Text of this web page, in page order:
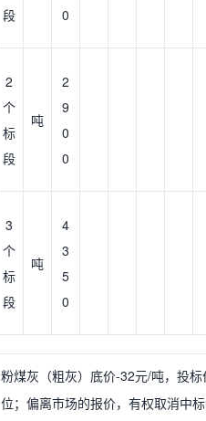
段
0
2
个
标
段
吨
2
9
0
0
3
个
标
段
吨
4
3
5
0
粉煤灰（粗灰）底价-32元/吨，投
位；偏离市场的报价，有权取消中